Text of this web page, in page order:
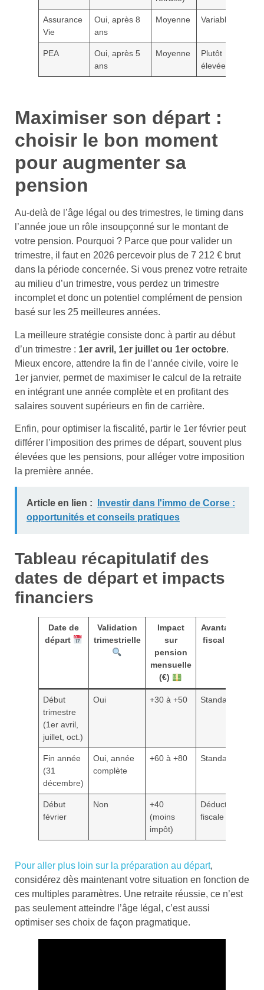
Assurance
Vie
Oui, après 8
ans
Moyenne Variable
PEA
Oui, après 5
ans
Moyenne
Plutôt
élevée
Maximiser son départ :
choisir le bon moment
pour augmenter sa
pension
Au-delà de l’âge légal ou des trimestres, le timing dans
l’année joue un rôle insoupçonné sur le montant de
votre pension. Pourquoi ? Parce que pour valider un
trimestre, il faut en 2026 percevoir plus de 7 212 € brut
dans la période concernée. Si vous prenez votre retraite
au milieu d’un trimestre, vous perdez un trimestre
incomplet et donc un potentiel complément de pension
basé sur les 25 meilleures années.
La meilleure stratégie consiste donc à partir au début
d’un trimestre : 1er avril, 1er juillet ou 1er octobre.
Mieux encore, attendre la fin de l’année civile, voire le
1er janvier, permet de maximiser le calcul de la retraite
en intégrant une année complète et en profitant des
salaires souvent supérieurs en fin de carrière.
Enfin, pour optimiser la fiscalité, partir le 1er février peut
différer l’imposition des primes de départ, souvent plus
élevées que les pensions, pour alléger votre imposition
la première année.
Article en lien :
Investir dans l'immo de Corse :
opportunités et conseils pratiques
Tableau récapitulatif des
dates de départ et impacts
financiers
Date de
départ
Validation
trimestrielle
Impact
sur
pension
mensuelle
(€)
Avantage
fiscal
Début
trimestre
(1er avril,
juillet, oct.)
Oui +30 à +50 Standard
Fin année
(31
décembre)
Oui, année
complète
+60 à +80 Standard
Début
février
Non
+40
(moins
impôt)
Déduction
fiscale
Pour aller plus loin sur la préparation au départ,
considérez dès maintenant votre situation en fonction de
ces multiples paramètres. Une retraite réussie, ce n’est
pas seulement atteindre l’âge légal, c’est aussi
optimiser ses choix de façon pragmatique.